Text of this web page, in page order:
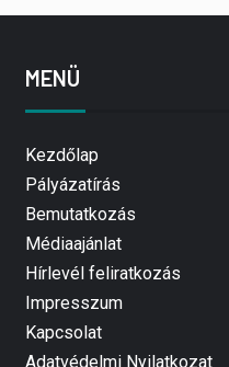
MENÜ
Kezdőlap
Pályázatírás
Bemutatkozás
Médiaajánlat
Hírlevél feliratkozás
Impresszum
Kapcsolat
Adatvédelmi Nyilatkozat